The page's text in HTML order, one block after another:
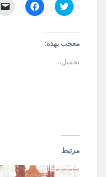
اضغط
للمشاركة
(فتح
في
نافذة
انقر
للمشاركة
معجب بهذه:
تحميل...
مرتبط